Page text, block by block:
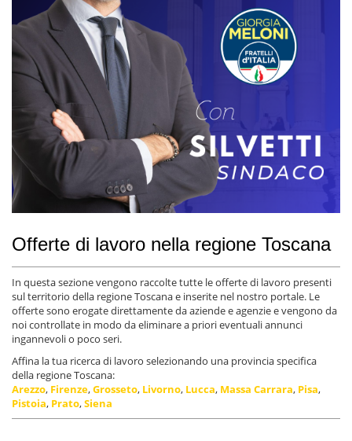
Offerte di lavoro nella regione Toscana
In questa sezione vengono raccolte tutte le offerte di lavoro presenti
sul territorio della regione Toscana e inserite nel nostro portale. Le
offerte sono erogate direttamente da aziende e agenzie e vengono da
noi controllate in modo da eliminare a priori eventuali annunci
ingannevoli o poco seri.
Affina la tua ricerca di lavoro selezionando una provincia specifica
della regione Toscana:
Arezzo, Firenze,Grosseto, Livorno, Lucca, Massa Carrara, Pisa,
Pistoia, Prato,Siena